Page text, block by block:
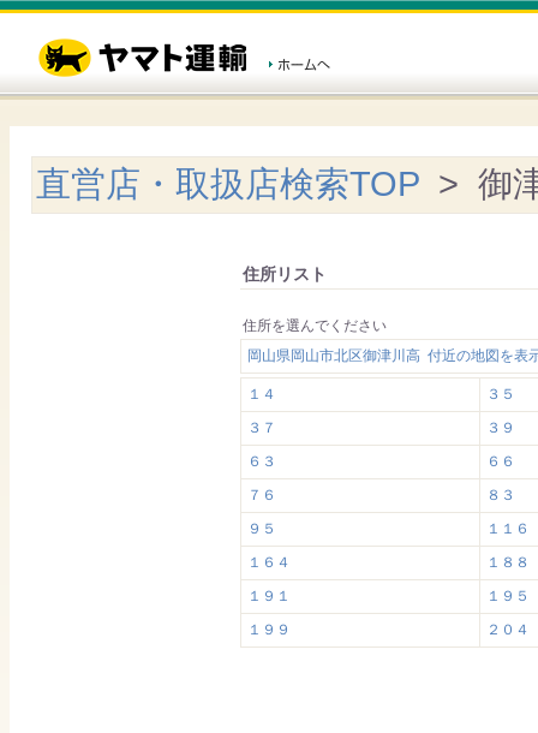
直営店・取扱店検索TOP > 御
住所リスト
住所を選んでください
岡山県岡山市北区御津川高 付近の地図を表
１４
３５
３７
３９
６３
６６
７６
８３
９５
１１６
１６４
１８８
１９１
１９５
１９９
２０４